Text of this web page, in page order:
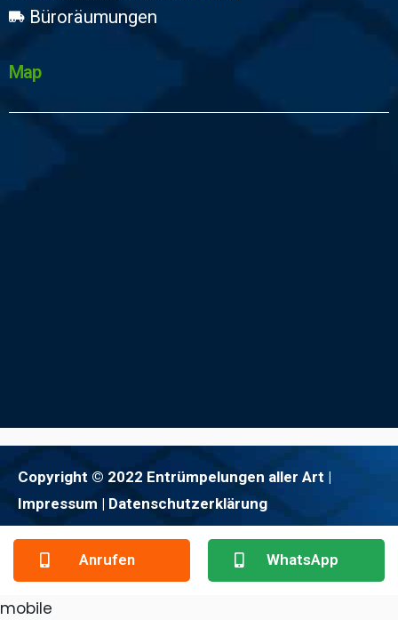
Büroräumungen
Map
Copyright © 2022 Entrümpelungen aller Art |
Impressum | Datenschutzerklärung
Anrufen WhatsApp